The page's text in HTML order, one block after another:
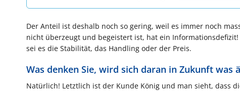
Der Anteil ist deshalb noch so gering, weil es immer noch
nicht überzeugt und begeistert ist, hat ein
sei es die Stabilität, das Handling oder der Preis.
Was denken Sie, wird sich daran in Zukunft was
Natürlich! Letztlich ist der Kunde König und man sieht, dass